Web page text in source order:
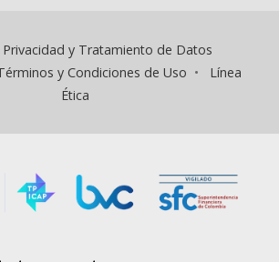
y Tratamiento de Datos
y Condiciones de Uso • Línea
Ética